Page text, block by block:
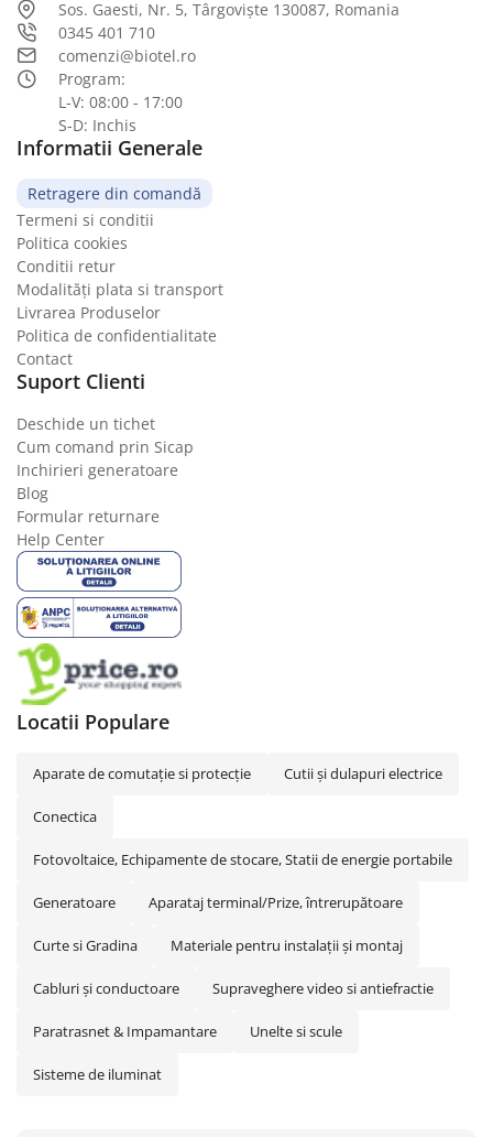
Sos. Gaesti, Nr. 5, Târgoviște 130087, Romania
0345 401 710
comenzi@biotel.ro
Program:
L-V: 08:00 - 17:00
S-D: Inchis
Informatii Generale
Retragere din comandă
Termeni si conditii
Politica cookies
Conditii retur
Modalități plata si transport
Livrarea Produselor
Politica de confidentialitate
Contact
Suport Clienti
Deschide un tichet
Cum comand prin Sicap
Inchirieri generatoare
Blog
Formular returnare
Help Center
Locatii Populare
Aparate de comutaţie si protecţie Cutii şi dulapuri electrice
Conectica
Fotovoltaice, Echipamente de stocare, Statii de energie portabile
Generatoare Aparataj terminal/Prize, întrerupătoare
Curte si Gradina Materiale pentru instalaţii şi montaj
Cabluri și conductoare Supraveghere video si antiefractie
Paratrasnet & Impamantare Unelte si scule
Sisteme de iluminat